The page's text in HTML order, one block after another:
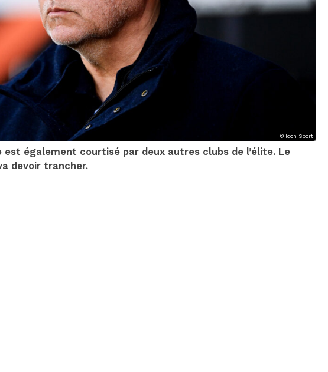
© Icon Sport
est également courtisé par deux autres clubs de l’élite. Le
devoir trancher.